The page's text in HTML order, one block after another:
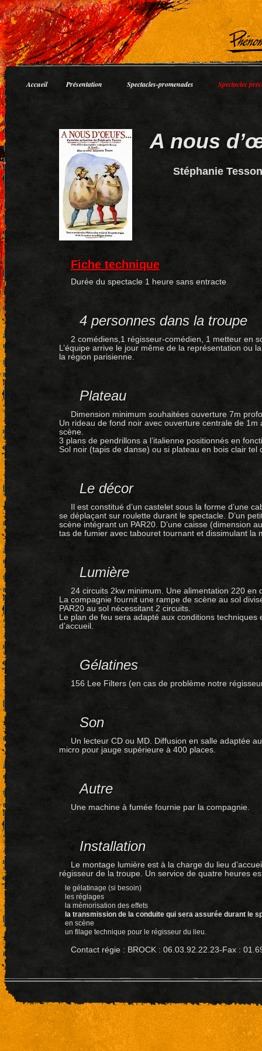
Accueil Présentation Spectacles-promenades Spectacles
A nous
Stéphanie Tesson
Fiche technique
Durée du spectacle 1 heure sans entracte
4 personnes dans la troupe
2 comédiens,1 régisseur-comédien, 1 metteur en
L’équipe arrive le jour même de la représentation ou
la région parisienne.
Plateau
Dimension minimum souhaitées ouverture 7m
Un rideau de fond noir avec ouverture centrale de
scène.
3 plans de pendrillons a l’italienne positionnés en
Sol noir (tapis de danse) ou si plateau en bois clair tel
Le décor
Il est constitué d’un castelet sous la forme d’une
se déplaçant sur roulette durant le spectacle. D’un
scène intégrant un PAR20. D’une caisse (dimension
tas de fumier avec tabouret tournant et dissimulant la
Lumière
24 circuits 2kw minimum. Une alimentation 220 en
La compagnie fournit une rampe de scène au sol
PAR20 au sol nécessitant 2 circuits.
Le plan de feu sera adapté aux conditions
d’accueil.
Gélatines
156 Lee Filters (en cas de problème notre
Son
Un lecteur CD ou MD. Diffusion en salle adaptée
micro pour jauge supérieure à 400 places.
Autre
Une machine à fumée fournie par la compagnie.
Installation
Le montage lumière est à la charge du lieu
régisseur de la troupe. Un service de quatre heures
le gélatinage (si besoin)
les réglages
la mémorisation des effets
la transmission de la conduite qui sera assurée durant le
en scène
un filage technique pour le régisseur du lieu.
Contact régie : BROCK : 06.03.92.22.23-Fax :